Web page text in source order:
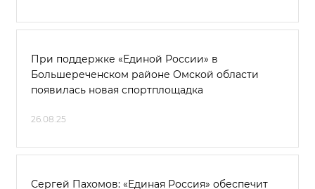
При поддержке «Единой России» в
Большереченском районе Омской области
появилась новая спортплощадка
26.08.25
Сергей Пахомов: «Единая Россия» обеспечит